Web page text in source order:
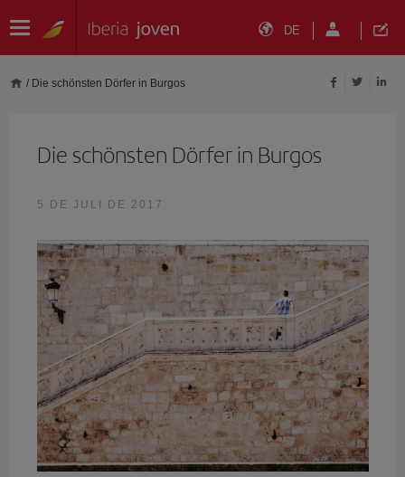
DE
/ Die schönsten Dörfer in Burgos
Die schönsten Dörfer in Burgos
5 DE JULI DE 2017